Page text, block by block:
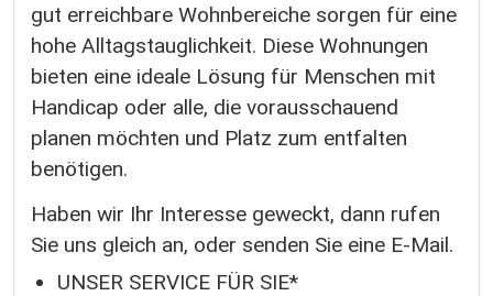
gut erreichbare Wohnbereiche sorgen für eine
hohe Alltagstauglichkeit. Diese Wohnungen
bieten eine ideale Lösung für Menschen mit
Handicap oder alle, die vorausschauend
planen möchten und Platz zum entfalten
benötigen.
Haben wir Ihr Interesse geweckt, dann rufen
Sie uns gleich an, oder senden Sie eine E-Mail.
UNSER SERVICE FÜR SIE*